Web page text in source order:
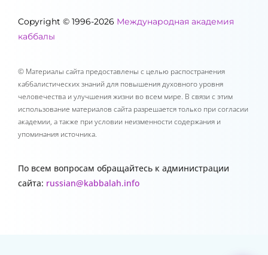
Copyright © 1996-2026 Международная академия
каббалы
© Материалы сайта предоставлены с целью распостранения
каббалистических знаний для повышения духовного уровня
человечества и улучшения жизни во всем мире. В связи с этим
использование материалов сайта разрешается только при согласии
академии, а также при условии неизменности содержания и
упоминания источника.
По всем вопросам обращайтесь к администрации
сайта: russian@kabbalah.info